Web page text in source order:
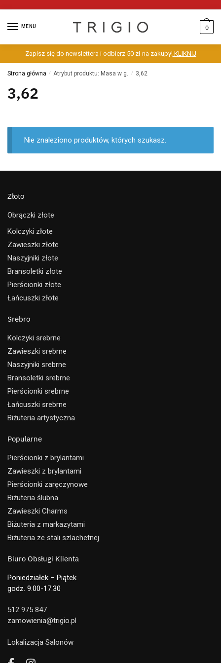
MENU 0
Zapisz się do newslettera i odbierz 50 zł na zakupy!KLIKNIJ
Strona główna / Atrybut produktu: Masa w g. / 3,62
3,62
Nie znaleziono produktów, których szukasz.
Złoto
Obrączki złote
Kolczyki złote
Zawieszki złote
Naszyjniki złote
Bransoletki złote
Pierścionki złote
Łańcuszki złote
Srebro
Kolczyki srebrne
Zawieszki srebrne
Naszyjniki srebrne
Bransoletki srebrne
Pierścionki srebrne
Łańcuszki srebrne
Biżuteria artystyczna
Popularne
Pierścionki z brylantami
Zawieszki z brylantami
Pierścionki zaręczynowe
Biżuteria ślubna
Zawieszki Charms
Biżuteria z markazytami
Biżuteria ze stali szlachetnej
Biuro Obsługi Klienta
Poniedziałek – Piątek
godz. 9.00-17.30
512 975 847
zamowienia@trigio.pl
Lokalizacja Salonów